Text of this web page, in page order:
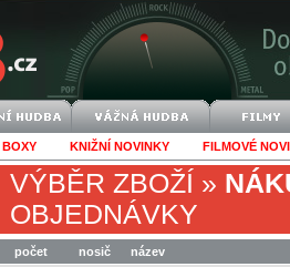
KNIŽNÍ NOVINKY FILMOVÉ
VÝBĚR ZBOŽÍ »
OBJEDNÁVKY
počet nosič
název